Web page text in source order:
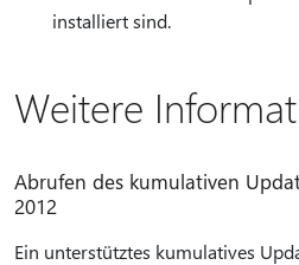
installiert sind.
Weitere
Abrufen des kumulativen
2012
Ein unterstütztes kumulatives